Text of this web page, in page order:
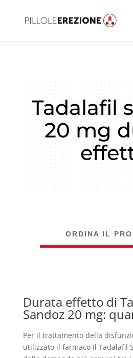
Tadalafil
20 mg
ORDINA IL
Durata effetto di
Sandoz 20 mg:
Per il trattamento della
utilizzato il farmaco Il Tadalafil